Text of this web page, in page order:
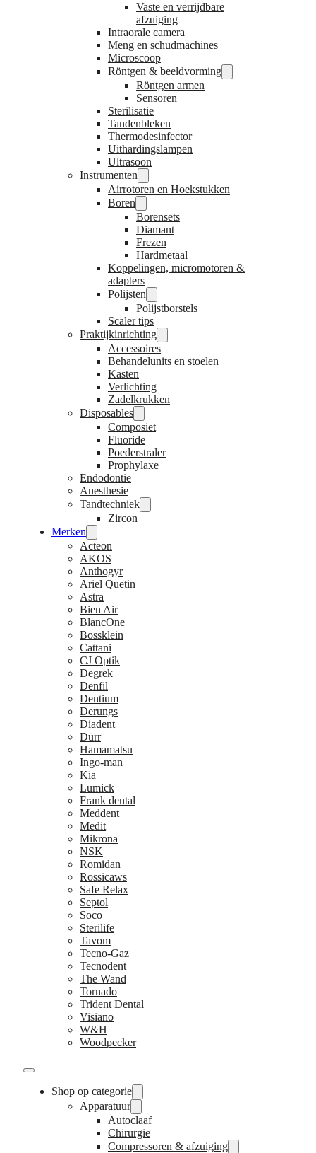
Vaste en verrijdbare
afzuiging
Intraorale camera
Meng en schudmachines
Microscoop
Röntgen & beeldvorming
Röntgen armen
Sensoren
Sterilisatie
Tandenbleken
Thermodesinfector
Uithardingslampen
Ultrasoon
Instrumenten
Airrotoren en Hoekstukken
Boren
Borensets
Diamant
Frezen
Hardmetaal
Koppelingen, micromotoren &
adapters
Polijsten
Polijstborstels
Scaler tips
Praktijkinrichting
Accessoires
Behandelunits en stoelen
Kasten
Verlichting
Zadelkrukken
Disposables
Composiet
Fluoride
Poederstraler
Prophylaxe
Endodontie
Anesthesie
Tandtechniek
Zircon
Merken
Acteon
AKOS
Anthogyr
Ariel Quetin
Astra
Bien Air
BlancOne
Bossklein
Cattani
CJ Optik
Degrek
Denfil
Dentium
Derungs
Diadent
Dürr
Hamamatsu
Ingo-man
Kia
Lumick
Frank dental
Meddent
Medit
Mikrona
NSK
Romidan
Rossicaws
Safe Relax
Septol
Soco
Sterilife
Tavom
Tecno-Gaz
Tecnodent
The Wand
Tornado
Trident Dental
Visiano
W&H
Woodpecker
Shop op categorie
Apparatuur
Autoclaaf
Chirurgie
Compressoren & afzuiging